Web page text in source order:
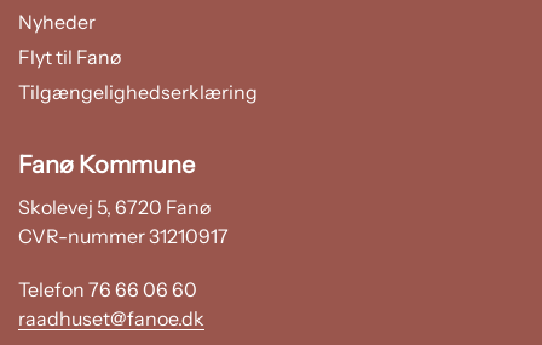
Nyheder
Flyt til Fanø
Tilgængelighedserklæring
Fanø Kommune
Skolevej 5, 6720 Fanø
CVR-nummer 31210917
Telefon 76 66 06 60
raadhuset@fanoe.dk